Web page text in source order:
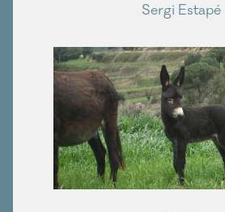
Sergi Estapé